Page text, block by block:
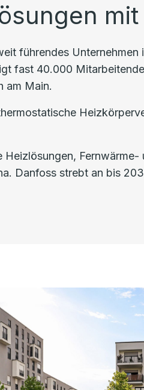
führendes Unternehmen
fast 40.000
am Main.
Fernwärme-
Danfoss strebt an bis